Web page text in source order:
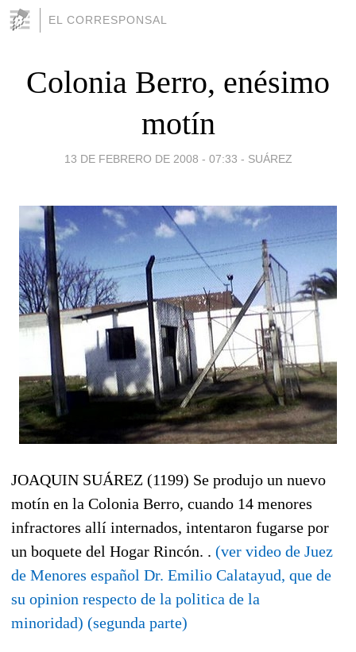
EL CORRESPONSAL
Colonia Berro, enésimo
motín
13 DE FEBRERO DE 2008 - 07:33 - SUÁREZ
JOAQUIN SUÁREZ (1199) Se produjo un nuevo
motín en la Colonia Berro, cuando 14 menores
infractores allí internados, intentaron fugarse por
un boquete del Hogar Rincón. . (ver video de Juez
de Menores español Dr. Emilio Calatayud, que de
su opinion respecto de la politica de la
minoridad) (segunda parte)